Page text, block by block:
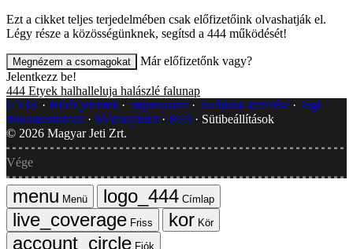
Ezt a cikket teljes terjedelmében csak előfizetőink olvashatják el.
Légy része a közösségünknek, segítsd a 444 működését!
Megnézem a csomagokat
Már előfizetőnk vagy?
Jelentkezz be!
444 Etyek halhalleluja halászlé falunap
GYIK
Hibát jelentek Impresszum Javítások kezelése
Jogi
dokumentumok
Médiaajánlat RSS
Sütibeállítások
© 2026 Magyar Jeti Zrt.
Vége
Menü
Címlap
Friss
Kör
Fiók